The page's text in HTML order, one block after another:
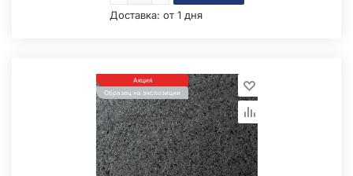
Доставка: от 1 дня
Акция
Образец на экспозиции